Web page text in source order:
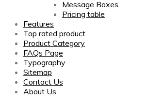
Message Boxes
Pricing table
Features
Top rated product
Product Category
FAQs Page
Typography
Sitemap
Contact Us
About Us